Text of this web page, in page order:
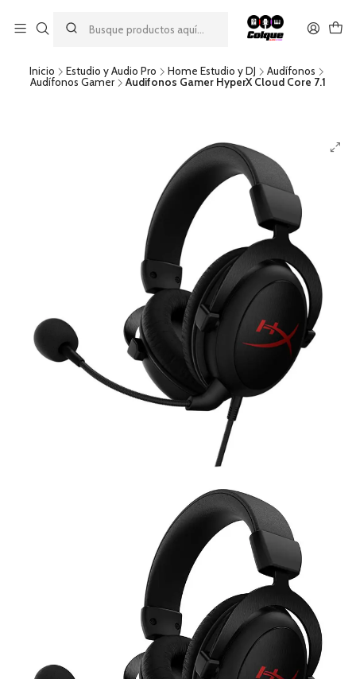
descuento por pago con transferencia bancaria
por una compra mínima de $49.990. Este descuento no es
acumulable a otras promociones ni aplicable a gastos de envío.
Inicio Estudio y Audio Pro Home Estudio y DJ
Audífonos
Audífonos Gamer
Audifonos Gamer HyperX Cloud Core 7.1